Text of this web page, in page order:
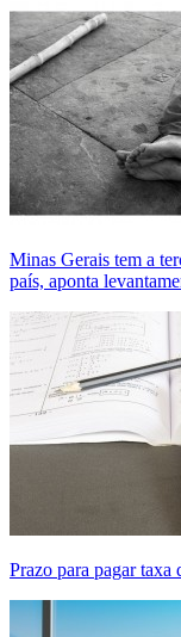
Minas Gerais tem a
país, aponta
Prazo para pagar